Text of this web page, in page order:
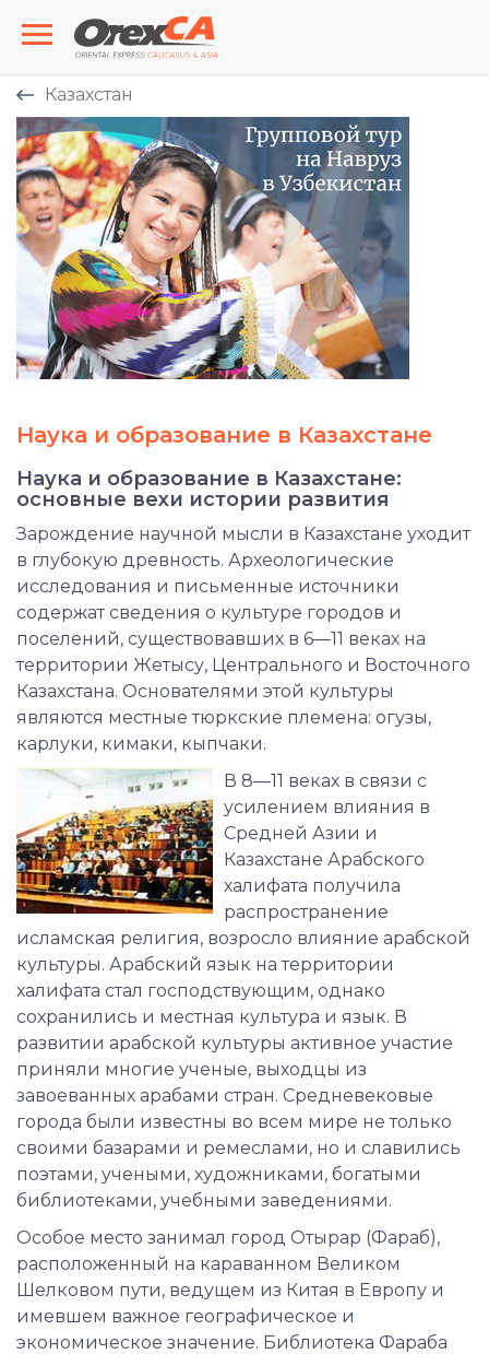
Казахстан
Наука и образование в Казахстане
Наука и образование в Казахстане:
основные вехи истории развития
Зарождение научной мысли в Казахстане уходит
в глубокую древность. Археологические
исследования и письменные источники
содержат сведения о культуре городов и
поселений, существовавших в 6—11 веках на
территории Жетысу, Центрального и Восточного
Казахстана. Основателями этой культуры
являются местные тюркские племена: огузы,
карлуки, кимаки, кыпчаки.
В 8—11 веках в связи с
усилением влияния в
Средней Азии и
Казахстане Арабского
халифата получила
распространение
исламская религия, возросло влияние арабской
культуры. Арабский язык на территории
халифата стал господствующим, однако
сохранились и местная культура и язык. В
развитии арабской культуры активное участие
приняли многие ученые, выходцы из
завоеванных арабами стран. Средневековые
города были известны во всем мире не только
своими базарами и ремеслами, но и славились
поэтами, учеными, художниками, богатыми
библиотеками, учебными заведениями.
Особое место занимал город Отырар (Фараб),
расположенный на караванном Великом
Шелковом пути, ведущем из Китая в Европу и
имевшем важное географическое и
экономическое значение. Библиотека Фараба